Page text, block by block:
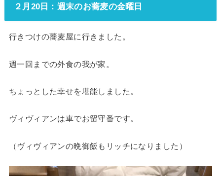
２月20日：週末のお蕎麦の金曜日
行きつけの蕎麦屋に行きました。
週一回までの外食の我が家。
ちょっとした幸せを堪能しました。
ヴィヴィアンは車でお留守番です。
（ヴィヴィアンの晩御飯もリッチになりました）